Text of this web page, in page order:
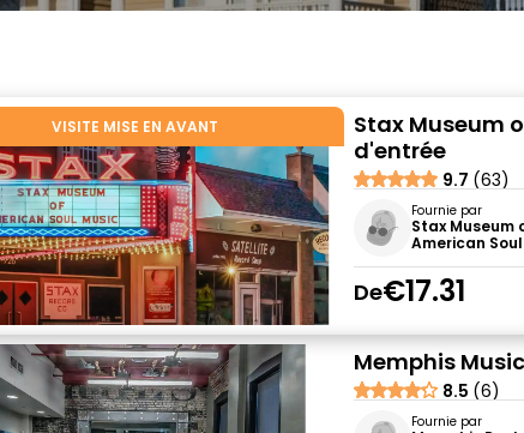
VISITE MISE EN AVANT
Stax Museum
d'entrée
9.7 (63)
Fournie par
Stax Museum
American
De€17.31
Memphis
8.5 (6)
Fournie par